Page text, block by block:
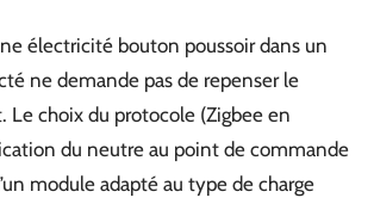
électricité bouton poussoir dans un
ne demande pas de repenser le
Le choix du protocole (Zigbee en
du neutre au point de commande
module adapté au type de charge